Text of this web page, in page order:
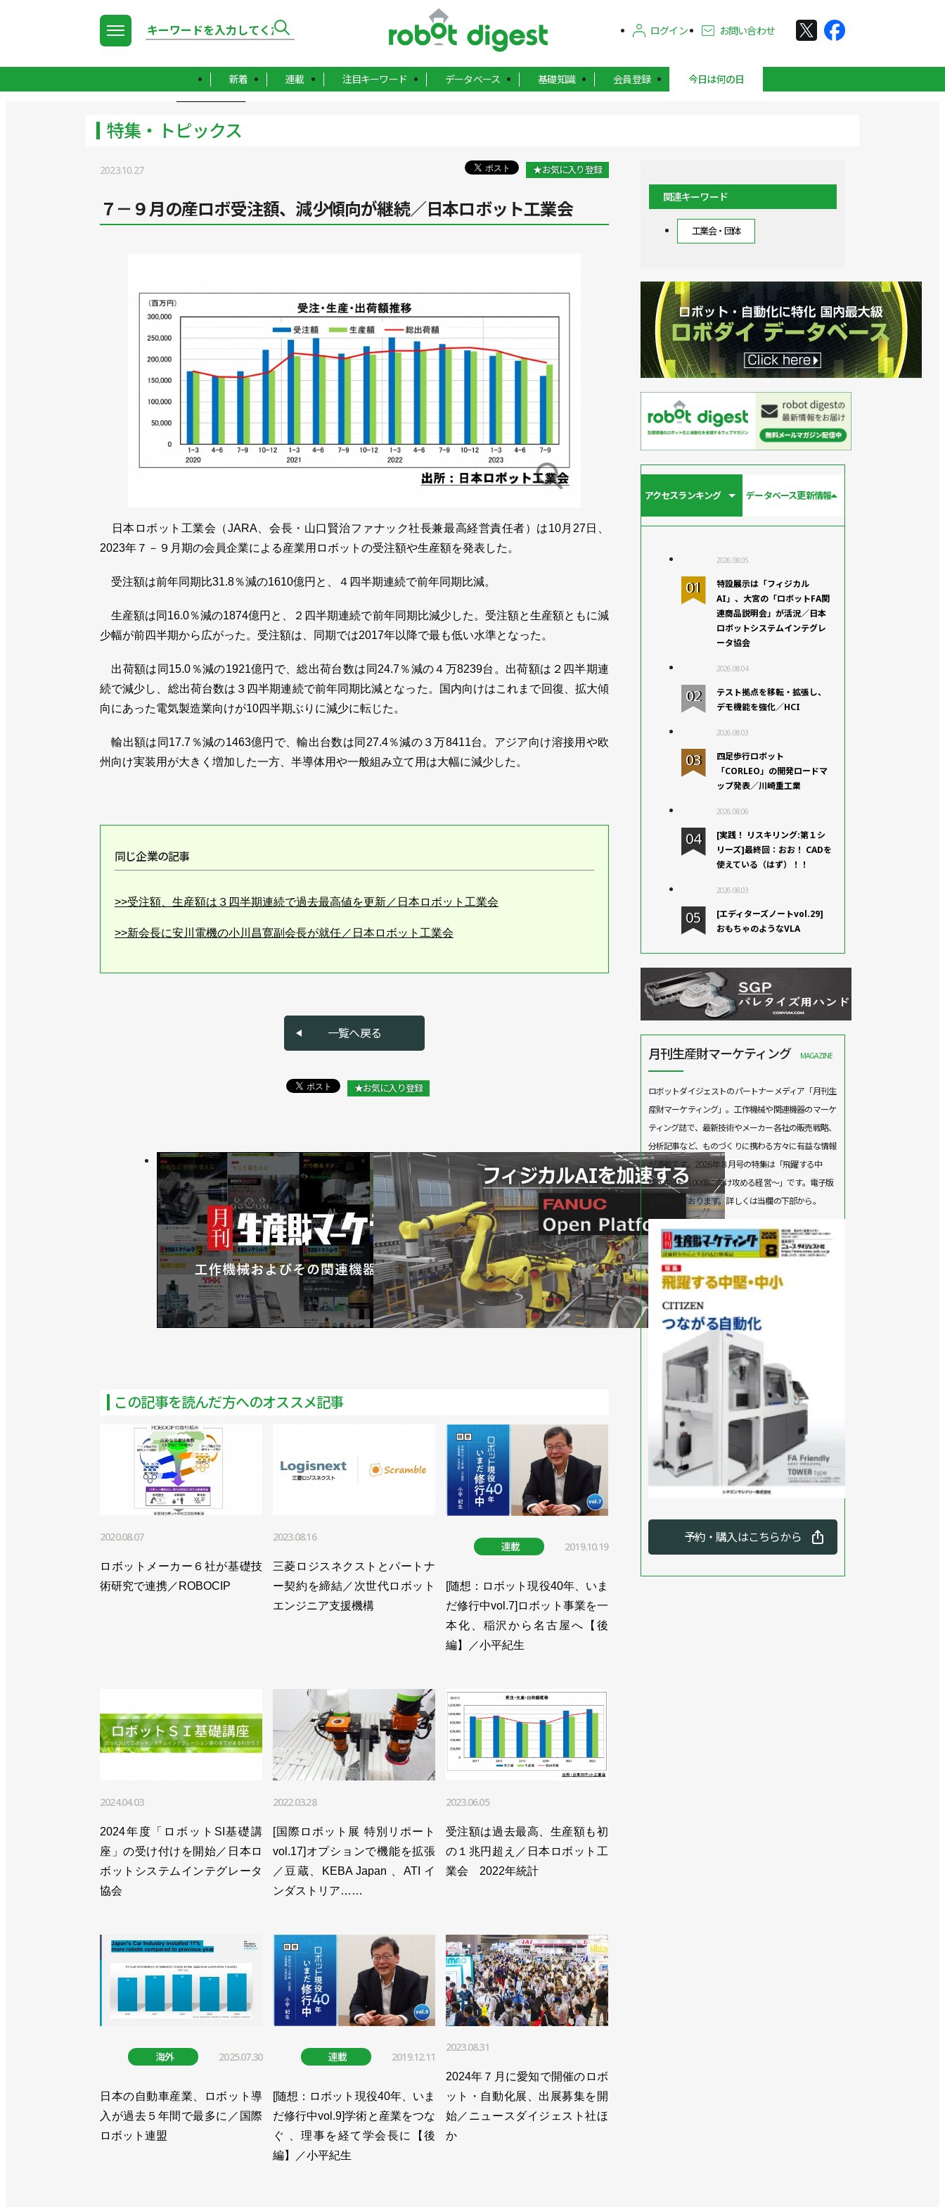
ログイン お問い合わせ
新着 連載 注目キーワード データベース 基礎知識 会員登録 今日は何の日
特集・トピックス
2023.10.27 ★お気に入り登録
７－９月の産ロボ受注額、減少傾向が継続／日本ロボット工業会
日本ロボット工業会（JARA、会長・山口賢治ファナック社長兼最高経営責任者）は10月27日、
2023年７－９月期の会員企業による産業用ロボットの受注額や生産額を発表した。
受注額は前年同期比31.8％減の1610億円と、４四半期連続で前年同期比減。
生産額は同16.0％減の1874億円と、２四半期連続で前年同期比減少した。受注額と生産額ともに減
少幅が前四半期から広がった。受注額は、同期では2017年以降で最も低い水準となった。
出荷額は同15.0％減の1921億円で、総出荷台数は同24.7％減の４万8239台。出荷額は２四半期連
続で減少し、総出荷台数は３四半期連続で前年同期比減となった。国内向けはこれまで回復、拡大傾
向にあった電気製造業向けが10四半期ぶりに減少に転じた。
輸出額は同17.7％減の1463億円で、輸出台数は同27.4％減の３万8411台。アジア向け溶接用や欧
州向け実装用が大きく増加した一方、半導体用や一般組み立て用は大幅に減少した。
同じ企業の記事
>>受注額、生産額は３四半期連続で過去最高値を更新／日本ロボット工業会
>>新会長に安川電機の小川昌寛副会長が就任／日本ロボット工業会
>>AIを追い風に１兆300億円からさらに上振れを期待／2026年ロボット関連３団体新年賀詞交
>>【ロボット関連３団体：新年のごあいさつ】日本ロボット工業会 橋本康彦 会長
>>国内出荷額が２年ぶりに増加／日本ロボット工業会 2024年統計
>>受注額、受注台数ともに３四半期連続で増加／日本ロボット工業会
>>受注額が大幅回復、生産額は７四半期ぶりに増加／日本ロボット工業会
>>７～９月の産ロボ受注額が８四半期ぶりに前年同期比増に／日本ロボット工業会
>>産ロボ受注に復調の兆し、受注額は１～３月期比で13.7％増／日本ロボット工業会
>>18社共同で「第２回物流DX会議」を８月23日に開催
>>受注額と生産額、ともに前年を大幅に下回る／日本ロボット工業会 2023年統計
>>［連載・RTJをもっと知ろう vol.2］会期中に４つのセミナー。聴講後の商談はお早めに
>>第１四半期の生産額、下落率が過去10年で最大に／日本ロボット工業会
>>23年の受注額・生産額、ともに前年を大きく下回る／日本ロボット工業会
>>受注額は過去最高、生産額も初の１兆円超え／日本ロボット工業会 2022年統計
>>生産額は初の１兆円超え。今年は受注減も生産額は増加の見通し／日本ロボット工業会
>>１－３月の産ロボ受注額は18.9%減少、生産額は0.3％増加／日本ロボット工業会
>>2022年10－12月の生産額は3.4％増、年間は受注・生産ともに過去最高／日本ロボット工業
>>四半期での生産額と出荷額、出荷台数が過去最高を更新／日本ロボット工業会
>>創立50周年記念式典を開催／日本ロボット工業会
>>創立50周年記念シンポジウムを13日・14日に開催／日本ロボット工業会
>>四半期の生産額が過去最高を更新／日本ロボット工業会
>>受注額が初の１兆円超え、生産額も過去最高／日本ロボット工業会 2021年統計
>>創立50周年記念セミナーを６月中旬に開催／日本ロボット工業会
>>四半期での受注額・生産額は過去最高に／日本ロボット工業会
>>受注は前年同期比24.3％増加も、部材不足の不安残る／日本ロボット工業会
>>受注と生産で過去最高額。出荷は海外向けが８割超／日本ロボット工業会
>>コロナ禍も受注額は前年比増の8588億円／日本ロボット工業会 2020年統計
>>産ロボ受注は２期連続で過去最高額を更新。中国の力強さ際立つ／日本ロボット工業会 １
ー３月期の四半期統計
>>10ー12月の産ロボ受注は過去最高額。年間も前年比増加／日本ロボット工業会
>>コロナ禍でのロボット活用事例を紹介／日本ロボット工業会
>>７―９月の産ロボ受注額は0.6%増加も、不安定な市況続く／日本ロボット工業会
一覧へ戻る
★お気に入り登録
この記事を読んだ方へのオススメ記事
2020.08.07
ロボットメーカー６社が基礎技
術研究で連携／ROBOCIP
2023.08.16
三菱ロジスネクストとパートナ
ー契約を締結／次世代ロボット
エンジニア支援機構
連載 2019.10.19
[随想：ロボット現役40年、いま
だ修行中vol.7]ロボット事業を一
本化、稲沢から名古屋へ【後
編】／小平紀生
2024.04.03
2024年度「ロボットSI基礎講
座」の受け付けを開始／日本ロ
ボットシステムインテグレータ
協会
2022.03.28
[国際ロボット展 特別リポート
vol.17]オプションで機能を拡張
／豆蔵、KEBA Japan 、ATI イ
ンダストリア……
2023.06.05
受注額は過去最高、生産額も初
の１兆円超え／日本ロボット工
業会 2022年統計
海外 2025.07.30
日本の自動車産業、ロボット導
入が過去５年間で最多に／国際
ロボット連盟
連載 2019.12.11
[随想：ロボット現役40年、いま
だ修行中vol.9]学術と産業をつな
ぐ 、理事を経て学会長に【後
編】／小平紀生
2023.08.31
2024年７月に愛知で開催のロボ
ット・自動化展、出展募集を開
始／ニュースダイジェスト社ほ
か
関連キーワード
工業会・団体
アクセスランキング データベース更新情報
2026.08.05
特設展示は「フィジカル
AI」、大宮の「ロボットFA関
連商品説明会」が活況／日本
ロボットシステムインテグレ
ータ協会
2026.08.04
テスト拠点を移転・拡張し、
デモ機能を強化／HCI
2026.08.03
四足歩行ロボット
「CORLEO」の開発ロードマ
ップ発表／川崎重工業
2026.08.06
[実践！ リスキリング:第１シ
リーズ]最終回：おお！ CADを
使えている（はず）！！
2026.08.03
[エディターズノートvol.29]
おもちゃのようなVLA
月刊生産財マーケティング MAGAZINE
ロボットダイジェストのパートナーメディア「月刊生
産財マーケティング」。工作機械や関連機器のマーケ
ティング誌で、最新技術やメーカー各社の販売戦略、
分析記事など、ものづくりに携わる方々に有益な情報
が満載です。2026年８月号の特集は「飛躍する中
堅・中小～100億に向け攻める経営～」です。電子版
も販売しております。詳しくは当欄の下部から。
予約・購入はこちらから